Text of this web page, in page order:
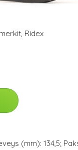
Ridex
(mm): 134,5;